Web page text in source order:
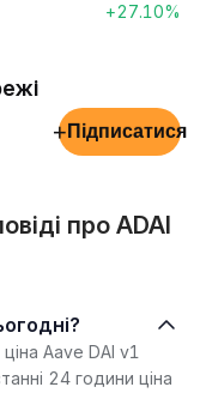
+27.10%
+ Підписатися
про ADAI
Aave DAI v1
24 години ціна